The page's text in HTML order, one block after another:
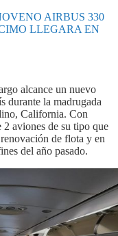
AIRBUS 330
LLEGARA EN
alcance un nuevo
durante la madrugada
California. Con
aviones de su tipo que
de flota y en
del año pasado.